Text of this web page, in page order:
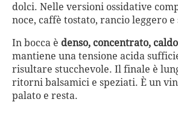
dolci. Nelle versioni ossidative
noce, caffè tostato, rancio leggero
In bocca è denso, concentrato, caldo
mantiene una tensione acida
risultare stucchevole. Il finale è
ritorni balsamici e speziati. È un
palato e resta.